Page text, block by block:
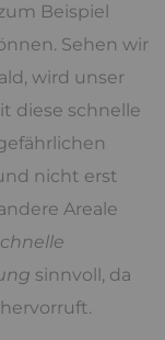
Beispiel
Sehen wir
wird unser
diese schnelle
nicht erst
Areale
sinnvoll, da
hervorruft.